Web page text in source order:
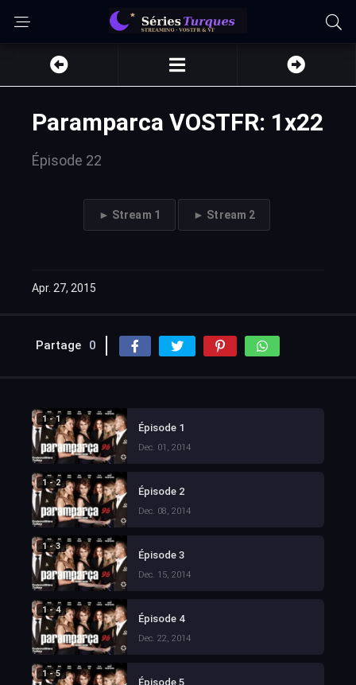
Paramparca VOSTFR: 1x22
Épisode 22
► Stream 1 ► Stream 2
Apr. 27, 2015
Partage 0
1 - 1
Épisode 1
Dec. 01, 2014
1 - 2
Épisode 2
Dec. 08, 2014
1 - 3
Épisode 3
Dec. 15, 2014
1 - 4
Épisode 4
Dec. 22, 2014
1 - 5
Épisode 5